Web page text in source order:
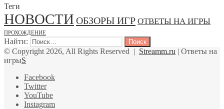
Теги
НОВОСТИ ОБЗОРЫ ИГР ОТВЕТЫ НА ИГРЫ
ПРОХОЖДЕНИЕ
Найти:
© Copyright 2026, All Rights Reserved | Streamm.ru | Ответы на
игрыS
Facebook
Twitter
YouTube
Instagram